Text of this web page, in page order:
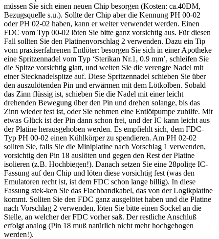
müssen Sie sich einen neuen Chip besorgen (Kosten: ca.40DM,
Bezugsquelle s.u.). Sollte der Chip aber die Kennung PH 00-02
oder PH 02-02 haben, kann er weiter verwendet werden. Einen
FDC vom Typ 00-02 löten Sie bitte ganz vorsichtig aus. Für diesen
Fall sollten Sie den Platinenvorschlag 2 verwenden. Dazu ein Tip
vom praxiserfahrenen Entlöter: besorgen Sie sich in einer Apotheke
eine Spritzennadel vom Typ ‘Sterikan Nr.1, 0.9 mm’, schleifen Sie
die Spitze vorsichtig glatt, und weiten Sie die verengte Nadel mit
einer Stecknadelspitze auf. Diese Spritzennadel schieben Sie über
den auszulötenden Pin und erwärmen mit dem Lötkolben. Sobald
das Zinn flüssig ist, schieben Sie die Nadel mit einer leicht
drehenden Bewegung über den Pin und drehen solange, bis das
Zinn wieder fest ist, oder Sie nehmen eine Entlötpumpe zuhilfe. Mit
etwas Glück ist der Pin dann schon frei, und der IC kann leicht aus
der Platine herausgehoben werden. Es empfiehlt sich, dem FDC-
Typ PH 00-02 einen Kühlkörper zu spendieren. Am PH 02-02
sollten Sie, falls Sie die Miniplatine nach Vorschlag 1 verwenden,
vorsichtig den Pin 18 auslöten und gegen den Rest der Platine
isolieren (z.B. Hochbiegen!). Danach setzen Sie eine 28polige IC-
Fassung auf den Chip und löten diese vorsichtig fest (was den
Emulatoren recht ist, ist dem FDC schon lange billig). In diese
Fassung stek-ken Sie das Flachbandkabel, das von der Logikplatine
kommt. Sollten Sie den FDC ganz ausgelötet haben und die Platine
nach Vorschlag 2 verwenden, löten Sie bitte einen Sockel an die
Stelle, an welcher der FDC vorher saß. Der restliche Anschluß
erfolgt analog (Pin 18 muß natürlich nicht mehr hochgebogen
werden!).